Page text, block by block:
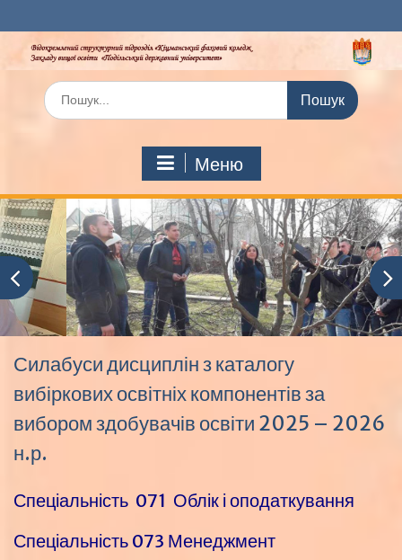
до
вмісту
Шукати:
Меню
Силабуси дисциплін з каталогу
вибіркових освітніх компонентів за
вибором здобувачів освіти 2025 – 2026
н.р.
Спеціальність 071 Облік і оподаткування
Спеціальність 073 Менеджмент